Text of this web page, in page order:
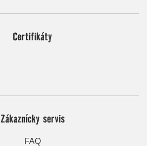
Certifikáty
Zákaznícky servis
FAQ